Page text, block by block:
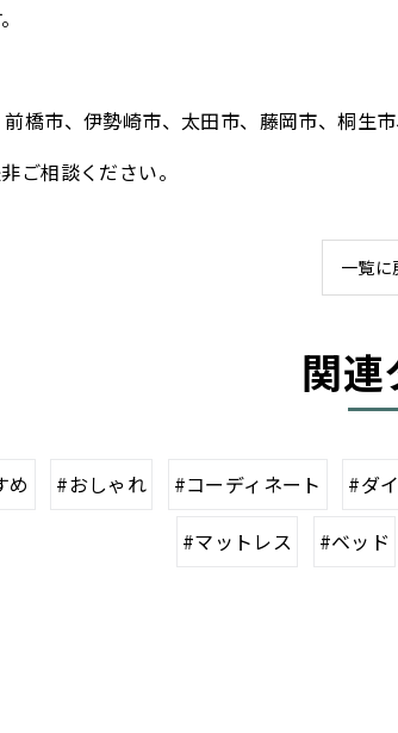
橋市、伊勢崎市、太田市、藤岡市、桐生
ご相談ください。
一覧に
関連
め #おしゃれ #コーディネート #ダ
#マットレス
#ベッド